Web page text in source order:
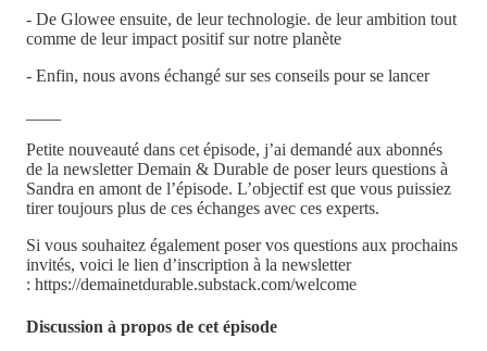
- De Glowee ensuite, de leur technologie. de leur ambition tout
comme de leur impact positif sur notre planète
- Enfin, nous avons échangé sur ses conseils pour se lancer
Petite nouveauté dans cet épisode, j’ai demandé aux abonnés
de la newsletter Demain & Durable de poser leurs questions à
Sandra en amont de l’épisode. L’objectif est que vous puissiez
tirer toujours plus de ces échanges avec ces experts.
Si vous souhaitez également poser vos questions aux prochains
invités, voici le lien d’inscription à la newsletter
: https://demainetdurable.substack.com/welcome
Discussion à propos de cet épisode